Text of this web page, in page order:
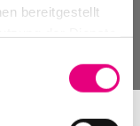
bereitgestellt